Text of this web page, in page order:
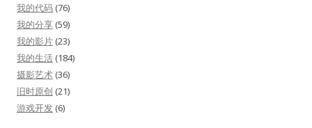
我的代码 (76)
我的分享 (59)
我的影片 (23)
我的生活 (184)
摄影艺术 (36)
旧时原创 (21)
游戏开发 (6)